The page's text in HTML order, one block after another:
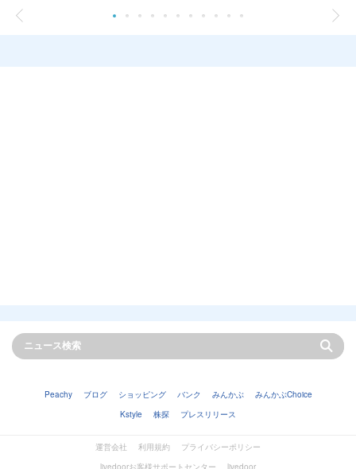
Peachy ブログ ショッピング バンク みんかぶ
みんかぶChoice
Kstyle
株探 プレスリリース
運営会社 利用規約
プライバシーポリシー
livedoorお客様サポートセンター
livedoor